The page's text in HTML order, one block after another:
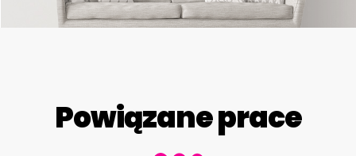
Powiązane prace